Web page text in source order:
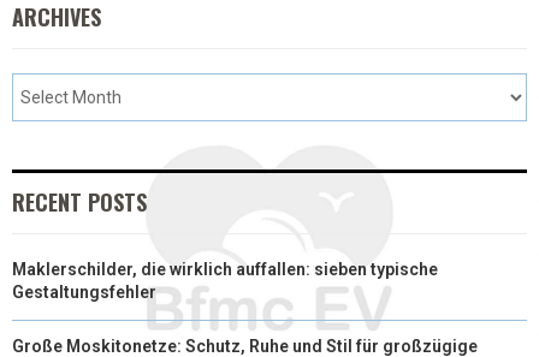
)
ARCHIVES
RECENT POSTS
Maklerschilder, die wirklich auffallen: sieben typische
Gestaltungsfehler
Große Moskitonetze: Schutz, Ruhe und Stil für großzügige